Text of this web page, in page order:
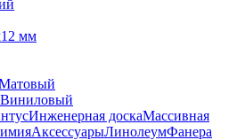
12 мм
Виниловый
Инженерная доскаМассивная
АксессуарыЛинолеумФанера